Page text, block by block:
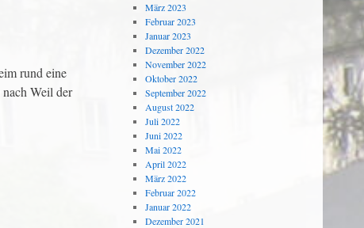
rund eine
Weil der
März 2023
Februar 2023
Januar 2023
Dezember 2022
November 2022
Oktober 2022
September 2022
August 2022
Juli 2022
Juni 2022
Mai 2022
April 2022
März 2022
Februar 2022
Januar 2022
Dezember 2021